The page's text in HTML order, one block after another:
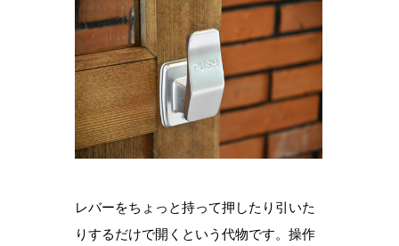
レバーをちょっと持って押したり引いた
りするだけで開くという代物です。操作